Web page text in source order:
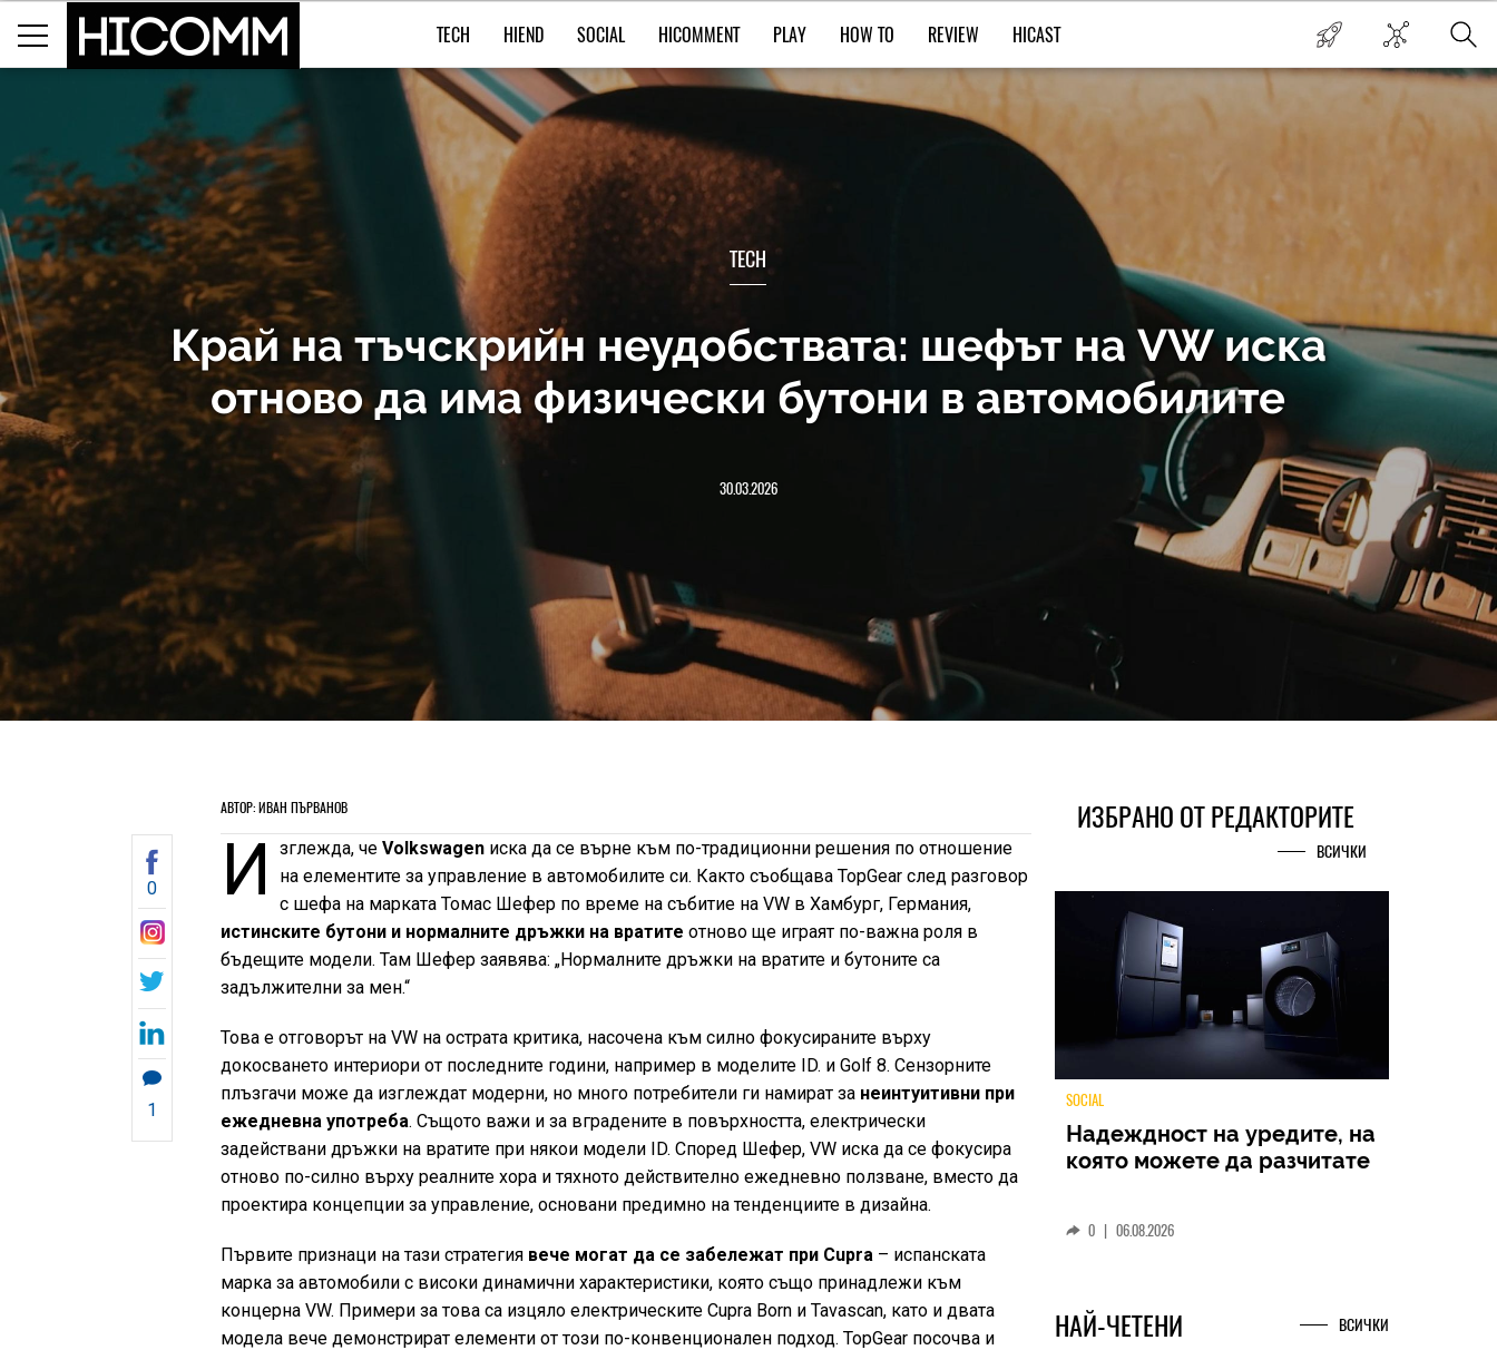
TECH HIEND SOCIAL HICOMMENT PLAY HOW TO REVIEW HICAST
TECH
Край на тъчскрийн неудобствата: шефът на VW иска
отново да има физически бутони в автомобилите
30.03.2026
АВТОР: ИВАН ПЪРВАНОВ
0
1
И зглежда, че Volkswagenиска да се върне към по-традиционни решения по отношение
на елементите за управление в автомобилите си. Както съобщава TopGear след разговор
с шефа на марката Томас Шефер по време на събитие на VW в Хамбург, Германия,
истинските бутони и нормалните дръжки на вратите отново ще играят по-важна роля в
бъдещите модели. Там Шефер заявява: „Нормалните дръжки на вратите и бутоните са
задължителни за мен.“
Това е отговорът на VW на острата критика, насочена към силно фокусираните върху
докосването интериори от последните години, например в моделите ID. и Golf 8. Сензорните
плъзгачи може да изглеждат модерни, но много потребители ги намират за неинтуитивни при
ежедневна употреба. Същото важи и за вградените в повърхността, електрически
задействани дръжки на вратите при някои модели ID. Според Шефер, VW иска да се фокусира
отново по-силно върху реалните хора и тяхното действително ежедневно ползване, вместо да
проектира концепции за управление, основани предимно на тенденциите в дизайна.
Първите признаци на тази стратегия вече могат да се забележат при Cupra – испанската
марка за автомобили с високи динамични характеристики, която също принадлежи към
концерна VW. Примери за това са изцяло електрическите Cupra Born и Tavascan, като и двата
модела вече демонстрират елементи от този по-конвенционален подход. TopGear посочва и
ИЗБРАНО ОТ РЕДАКТОРИТЕ
ВСИЧКИ
TECH
Ultra – ново име, познато